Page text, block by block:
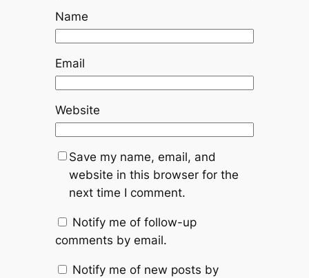
Name
Email
Website
Save my name, email, and
website in this browser for the
next time I comment.
Notify me of follow-up
comments by email.
Notify me of new posts by